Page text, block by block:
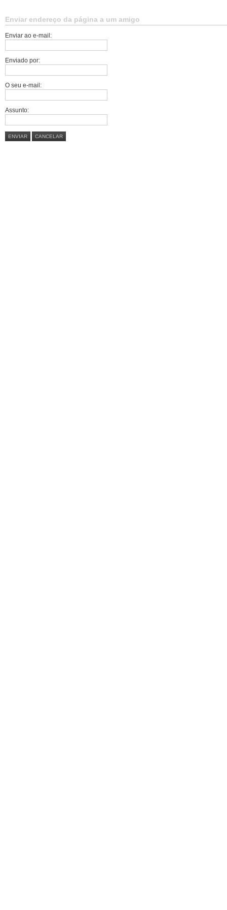
Enviar endereço da página a um amigo
Enviar ao e-mail:
Enviado por:
O seu e-mail:
Assunto:
ENVIAR CANCELAR